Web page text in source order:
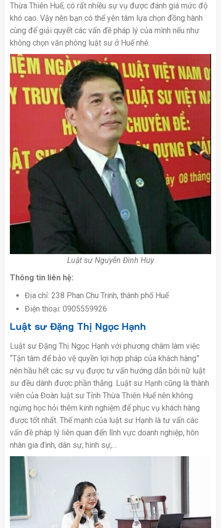
Thừa Thiên Huế, có rất nhiều sự vụ được đánh giá mức độ
khó cao. Vậy nên bạn có thể yên tâm lựa chọn đồng hành
cùng để giải quyết các vấn đề pháp lý của mình nếu như
không chọn văn phòng luật sư ở Huế nhé.
Luật sư Nguyễn Đình Huy
Thông tin liên hệ:
Địa chỉ: 238 Phan Chu Trinh, thành phố Huế
Điện thoại: 0905559926
Luật sư Đặng Thị Ngọc Hạnh
Luật sư Đặng Thị Ngọc Hạnh với phương châm làm việc
“Tận tâm để bảo vệ quyền lợi hợp pháp của khách hàng”
nên hầu hết các sự vụ được tư vấn hướng dẫn bởi nữ luật
sư đều dành được phần thắng. Luật sư Hạnh cũng là thành
viên của Đoàn luật sư Tỉnh Thừa Thiên Huế nên không
ngừng học hỏi thêm kinh nghiệm để phục vụ khách hàng
được tốt nhất. Thế mạnh của luật sư Hạnh là tư vấn các
vấn đề pháp lý liên quan đến lĩnh vực doanh nghiệp, hôn
nhân gia đình, dân sự, hình sự,…